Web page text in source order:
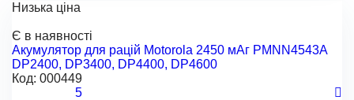
Низька ціна
Є в наявності
Акумулятор для рацій Motorola 2450 мАг PMNN4543A
DP2400, DP3400, DP4400, DP4600
Код: 000449
5